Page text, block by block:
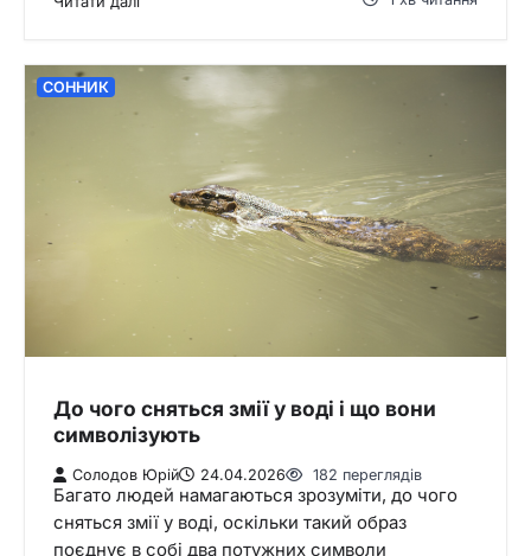
СОННИК
До чого сняться змії у воді і що вони
символізують
Солодов Юрій 24.04.2026 182 переглядів
Багато людей намагаються зрозуміти, до чого
сняться змії у воді, оскільки такий образ
поєднує в собі два потужних символи